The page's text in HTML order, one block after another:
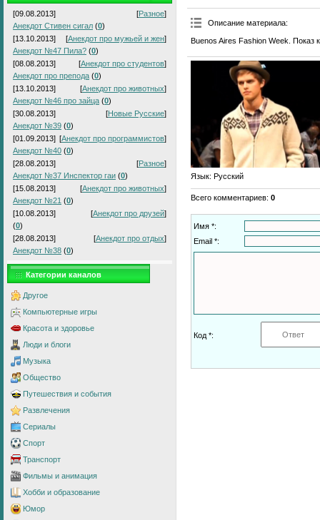
[09.08.2013] [Разное]
Анекдот Стивен сигал (0)
[13.10.2013]
[Анекдот про мужьей и жен]
Анекдот №47 Пила? (0)
[08.08.2013]
[Анекдот про студентов]
Анекдот про препода (0)
[13.10.2013]
[Анекдот про животных]
Анекдот №46 про зайца (0)
[30.08.2013]
[Новые Русские]
Анекдот №39 (0)
[01.09.2013] [Анекдот про программистов]
Анекдот №40 (0)
[28.08.2013]
[Разное]
Анекдот №37 Инспектор гаи (0)
[15.08.2013]
[Анекдот про животных]
Анекдот №21 (0)
[10.08.2013]
[Анекдот про друзей]
(0)
[28.08.2013]
[Анекдот про отдых]
Анекдот №38 (0)
Категории каналов
Другое
Компьютерные игры
Красота и здоровье
Люди и блоги
Музыка
Общество
Путешествия и события
Развлечения
Сериалы
Спорт
Транспорт
Фильмы и анимация
Хобби и образование
Юмор
Описание материала:
Buenos Aires Fashion Week. Показ
Язык: Русский
Всего комментариев: 0
Имя *:
Email *:
Код *: